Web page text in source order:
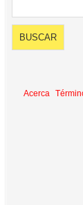
Acerca